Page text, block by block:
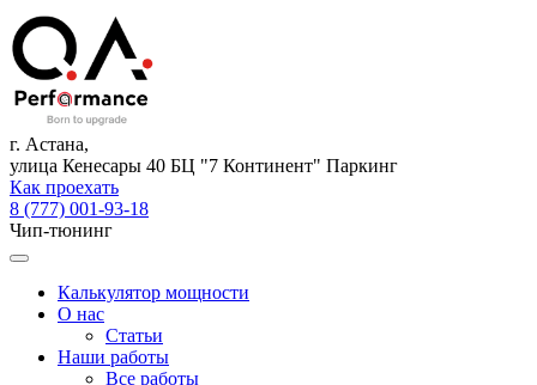
г. Астана,
улица Кенесары 40 БЦ "7 Континент" Паркинг
Как проехать
8 (777) 001-93-18
Чип-тюнинг
Калькулятор мощности
О нас
Статьи
Наши работы
Все работы